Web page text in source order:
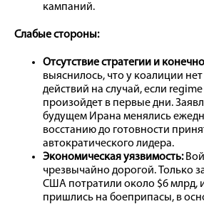
кампаний.
Слабые стороны:
Отсутствие стратегии и
выяснилось, что у коалиции
действий на случай, если
произойдет в первые дни.
будущем Ирана менялись
восстанию до готовности
автократического лидера.
Экономическая уязвимость:
чрезвычайно дорогой. Только
США потратили около $6 млрд,
пришлись на боеприпасы, в